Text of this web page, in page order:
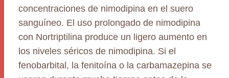
concentraciones de nimodipina en el suero
sanguíneo. El uso prolongado de nimodipina
con Nortriptilina produce un ligero aumento en
los niveles séricos de nimodipina. Si el
fenobarbital, la fenitoína o la carbamazepina se